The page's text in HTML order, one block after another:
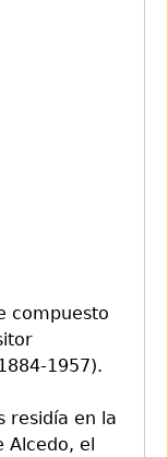
compuesto
1957).
residía en la
Alcedo, el